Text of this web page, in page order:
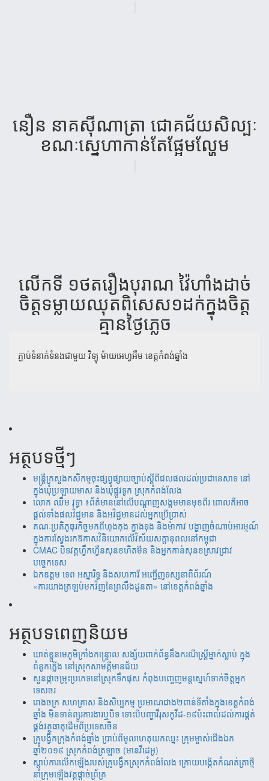
នឿន នាគ​សុី​ណា​ត្រា ជោគ​ជ័យ​សិល្បៈ​
ខណៈស្នេហា​កាន់​តែផ្អែម​ល្ហែម​
លើកទី ១ថតរឿងបុរាណ វ៉ៃហាំងដាច់
ចិត្តទម្លាយឈុតពិសេស១ដក់ក្នុងចិត្ត
គ្មានថ្ងៃភ្លេច
ភ្ជាប់ទំនាក់ទំនងជាមួយវិទ្យុ ម៉ាយអេហ្វអឹម ខេត្តកំពង់ឆ្នាំង
អត្ថបទថ្មីៗ
មន្ត្រីក្រសួងកសិកម្មចុះផ្សព្វផ្សាយច្បាប់ស្តីពីជលផលដល់ប្រជានេសាទ នៅ
ក្នុងឃុំប្រឡាយមាស និងឃុំផ្លូវទូក ស្រុកកំពង់លែង
‎​លោក ឈឹម វុទ្ធា ៖ព័ត៌មាននៅលើបណ្តាញសង្គមមានមុខពីរ ពោលគឺអាច
ផ្តល់ទាំងផលវិជ្ជមាន និងអវិជ្ជមានដល់អ្នកប្រើប្រាស់
គណៈប្រតិភូធុរកិច្ចមកពីហុងកុង ក្វាងទុង និងម៉ាកាវ បង្ហាញចំណាប់អារម្មណ៍
ក្នុងការស្វែងរកឱកាសវិនិយោគលើវិស័យសក្តានុពលនៅកម្ពុជា
CMAC បិទវគ្គហ្វឹកហ្វឺនសុនខហិតមីន និងអ្នកកាន់សុនខស្រាវជ្រាវ
បច្ចេកទេស
ឯកឧត្តម ទេព អស្នារិទ្ធ និងសហការី អញ្ជើញទស្សនាពិព័រណ៍
«ការយាងត្រឡប់មកវិញនៃព្រលឹងដូនតា» នៅខេត្តកំពង់ឆ្នាំង
អត្ថបទពេញនិយម
ឃាត់​ខ្លួន​មេភូមិ​ក្រាំង​កន្រ្ទោល សង្ស័យ​ពាក់ព័ន្ធ​នឹ​ង​​ករណី​ស្រ្តីម្នាក់​ស្លាប់ ​ក្នុង​
ពំនូក​ភ្លើង​ នៅស្រុក​សាម​គ្គីមាន​ជ័យ
សួន​​ផ្កា​ច​ម្រុះ​​ប្រភេទ​​នៅ​​ស្រុក​​​ទឹក​​ផុស​​ កំពុង​​បញ្ចេញ​​​មន្តស្នេហ៍​​​​ទាក់​​​ចិត្ត​​អ្នក
ទេស​​ចរ​
រោងចក្រ ​សហគ្រាស​ និងសិប្បកម្ម ប្រមាណ​​​ជាង​​២ពាន់​​ទីតាំង​​ក្នុង​​ខេត្តកំពង់​
ឆ្នាំង​ មិន​ទាន់ព្យួរការងារ​ឬបិទ ទោះបីបញ្ហាវីរុសកូវីដ-១៩ប៉ះពាល់ដល់ការ​ផ្គត់​
ផ្គង់​វត្ថុ​ធាតុ​​ដើម​​ពី​​ប្រទេស​ចិន​
គ្រូបង្វឹកក្រុងកំពង់ឆ្នាំង ប្រាប់ពីមូលហេតុយកឈ្នះ ក្រុមម្ចាស់ជើងឯក
ឆ្នាំ២០១៩ ស្រុកកំពង់ត្រឡាច (មានវីដេអូ)
ស្តាប់ការលើកឡើងរបស់គ្រូបង្វឹកស្រុកកំពង់លែង ក្រោយបង្កើតកំណត់ត្រាថ្មី
នាំក្រុមឡើងវគ្គផ្តាច់ព័្រត្រ